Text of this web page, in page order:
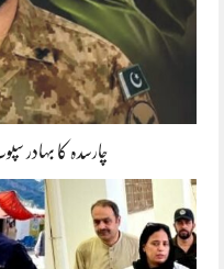
چارسدہ کا بہادر